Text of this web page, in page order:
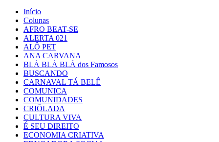
Início
Colunas
AFRO BEAT-SE
ALERTA 021
ALÔ PET
ANA CARVANA
BLÁ BLÁ BLÁ dos Famosos
BUSCANDO
CARNAVAL TÁ BELÊ
COMUNICA
COMUNIDADES
CRIÔLADA
CULTURA VIVA
É SEU DIREITO
ECONOMIA CRIATIVA